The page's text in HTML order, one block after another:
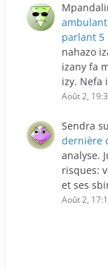
parlant 5
nahazo
izany fa
izy. Nefa
Août 2,
Sendra
dernière
analyse.
risques:
et ses
Août 2,